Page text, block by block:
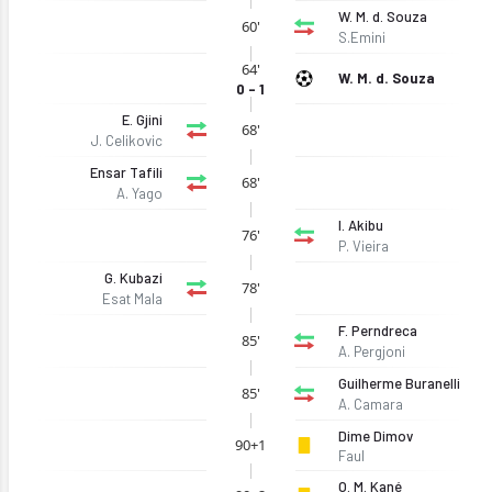
60'
W. M. d. Souza
S.Emini
64'
0 - 1
W. M. d. Souza
E. Gjini
J. Celikovic
68'
Ensar Tafili
A. Yago
68'
76'
I. Akibu
P. Vieira
G. Kubazi
Esat Mala
78'
85'
F. Perndreca
A. Pergjoni
85'
Guilherme Buranelli
A. Camara
90+1
Dime Dimov
Faul
O. M. Kané